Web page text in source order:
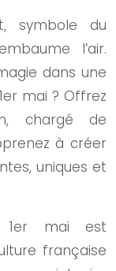
symbole du
l’air.
dans une
mai ? Offrez
chargé de
à créer
uniques et
1er mai est
française